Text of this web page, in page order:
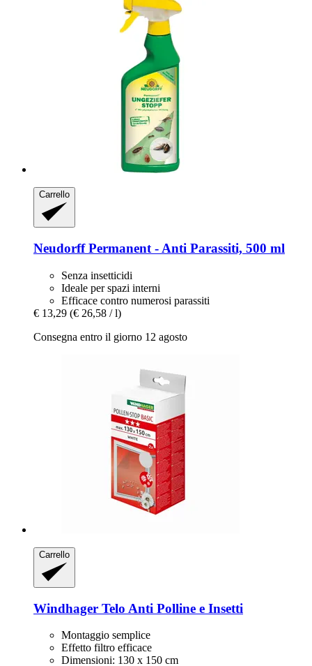
Carrello
NeudorffPermanent -​ Anti Parassiti, 500 ml
Senza insetticidi
Ideale per spazi interni
Efficace contro numerosi parassiti
€ 13,29 (€ 26,58 / l)
Consegna entro il giorno 12 agosto
Carrello
Windhager Telo Anti Polline e Insetti
Montaggio semplice
Effetto filtro efficace
Dimensioni: 130 x 150 cm